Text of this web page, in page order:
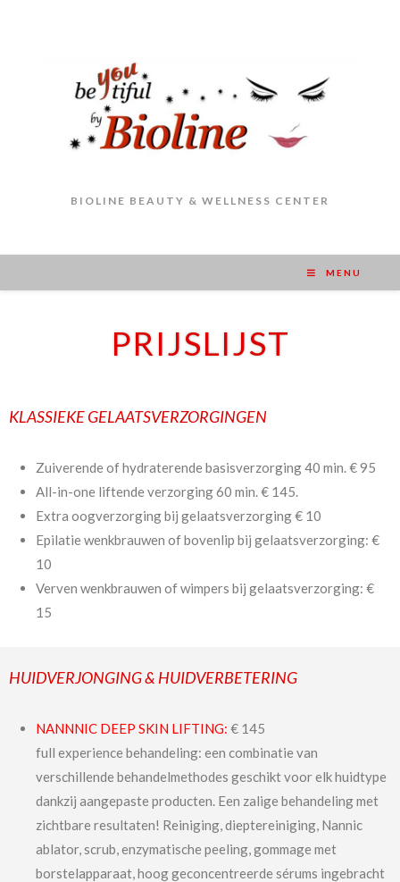
BIOLINE BEAUTY & WELLNESS CENTER
MENU
PRIJSLIJST
KLASSIEKE GELAATSVERZORGINGEN
Zuiverende of hydraterende basisverzorging 40 min. € 95
All-in-one liftende verzorging 60 min. € 145.
Extra oogverzorging bij gelaatsverzorging € 10
Epilatie wenkbrauwen of bovenlip bij gelaatsverzorging: €
10
Verven wenkbrauwen of wimpers bij gelaatsverzorging: €
15
HUIDVERJONGING & HUIDVERBETERING
NANNNIC DEEP SKIN LIFTING: € 145
full experience behandeling: een combinatie van
verschillende behandelmethodes geschikt voor elk huidtype
dankzij aangepaste producten. Een zalige behandeling met
zichtbare resultaten! Reiniging, dieptereiniging, Nannic
ablator, scrub, enzymatische peeling, gommage met
borstelapparaat, hoog geconcentreerde sérums ingebracht